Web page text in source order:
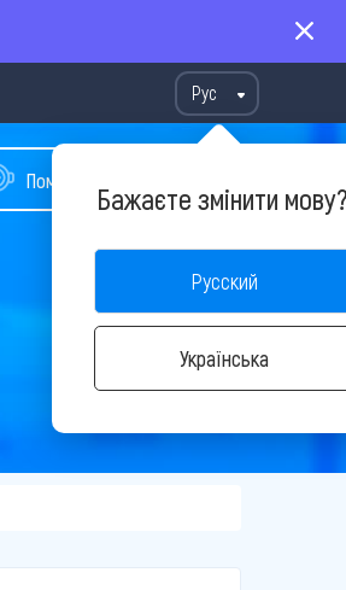
Рус
Бажаєте змінити
Русский
Українська
Помощь в подборе тура